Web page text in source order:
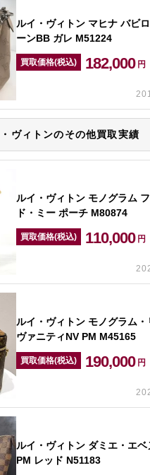
ルイ・ヴィトン マヒナ バビ
ーンBB ガレ M51224
買取価格(税込) 182,000 円
ヴィトンのその他買取実績
ルイ・ヴィトン モノグラム
ド・ミー ポーチ M80874
買取価格(税込) 110,000 円
ルイ・ヴィトン モノグラム・
ヴァニティNV PM M45165
買取価格(税込) 190,000 円
ルイ・ヴィトン ダミエ・エベ
PM レッド N51183